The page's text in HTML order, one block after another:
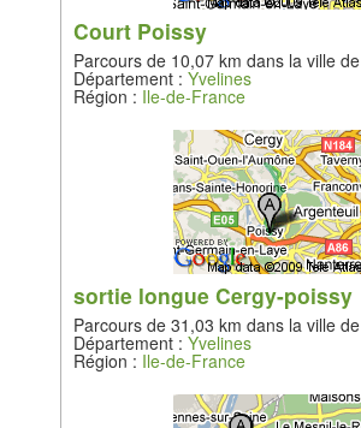
Court Poissy
Parcours de 10,07 km dans la ville de
Département : Yvelines
Région : Ile-de-France
sortie longue Cergy-poissy
Parcours de 31,03 km dans la ville de
Département : Yvelines
Région : Ile-de-France